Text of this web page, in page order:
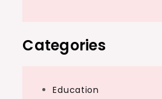
Categories
Education